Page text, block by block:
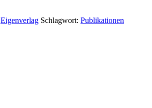
Eigenverlag Schlagwort: Publikationen